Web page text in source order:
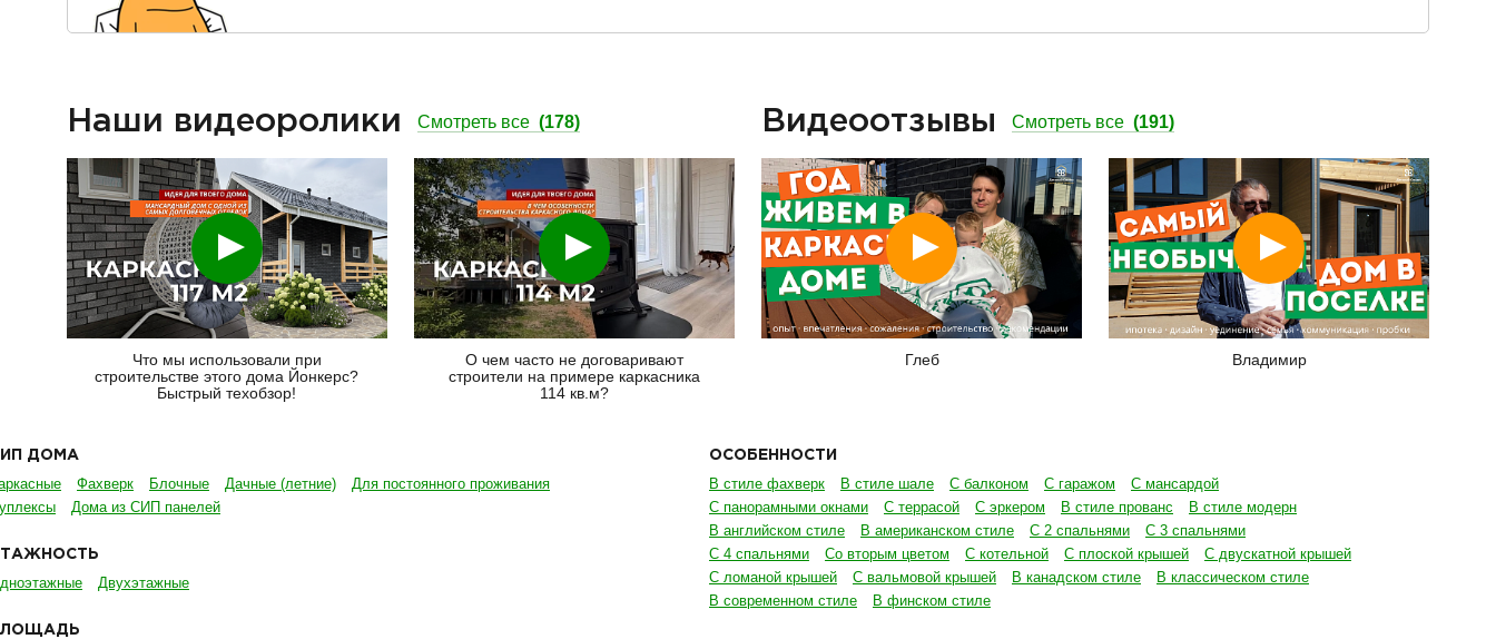
Наши видеоролики Смотреть все (178)
Смотреть
Что мы использовали при
строительстве этого дома Йонкерс?
Быстрый техобзор!
Смотреть
О чем часто не договаривают
строители на примере каркасника
114 кв.м?
Видеоотзывы Смотреть все (191)
Смотреть
Глеб
Смотреть
Владимир
ДОМА
Фахверк Блочные Дачные (летние)
Для постоянного проживания
Дома из СИП панелей
Двухэтажные
ОСОБЕННОСТИ
В стиле фахверк В стиле шале С балконом С гаражом
С мансардой
С панорамными окнами
С террасой С эркером В стиле прованс
В стиле модерн
В английском стиле
В американском стиле С 2 спальнями
С 3 спальнями
С 4 спальнями
Со вторым цветом С котельной С плоской крышей
С двускатной крышей
С ломаной крышей
С вальмовой крышей В канадском стиле
В классическом стиле
В современном стиле
В финском стиле